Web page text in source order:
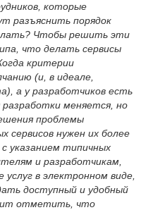
которые
разъяснить порядок
Чтобы решить эти
что делать сервисы
критерии
(и, в идеале,
а у разработчиков есть
меняется, но
проблемы
сервисов нужен их более
указанием типичных
и разработчикам,
в электронном виде,
доступный и удобный
отметить, что